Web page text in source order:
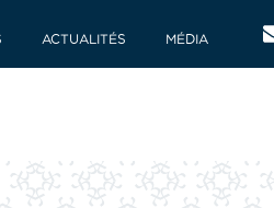
ACTUALITÉS MÉDIA